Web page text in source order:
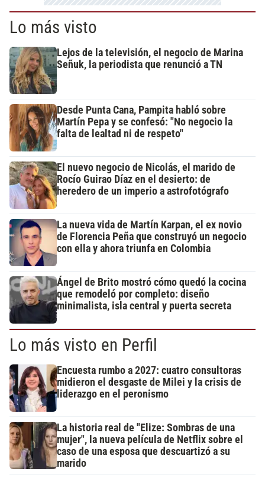
Lo más visto
Lejos de la televisión, el negocio de Marina
Señuk, la periodista que renunció a TN
Desde Punta Cana, Pampita habló sobre
Martín Pepa y se confesó: "No negocio la
falta de lealtad ni de respeto"
El nuevo negocio de Nicolás, el marido de
Rocío Guirao Díaz en el desierto: de
heredero de un imperio a astrofotógrafo
La nueva vida de Martín Karpan, el ex novio
de Florencia Peña que construyó un negocio
con ella y ahora triunfa en Colombia
Ángel de Brito mostró cómo quedó la cocina
que remodeló por completo: diseño
minimalista, isla central y puerta secreta
Lo más visto en Perfil
Encuesta rumbo a 2027: cuatro consultoras
midieron el desgaste de Milei y la crisis de
liderazgo en el peronismo
La historia real de "Elize: Sombras de una
mujer", la nueva película de Netflix sobre el
caso de una esposa que descuartizó a su
marido